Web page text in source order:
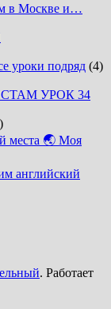
в Москве и…
уроки подряд (4)
УРОК 34
места 🌏 Моя
английский
. Работает